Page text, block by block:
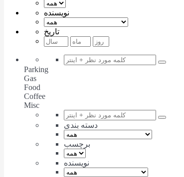
نویسنده
تاریخ
Parking
Gas
Food
Coffee
Misc
دسته بندی
برچسب
نویسنده